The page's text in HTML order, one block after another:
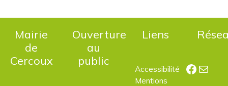
Mairie
de
Cercoux
Ouverture
au
public
Liens
Accessibilité
Mentions
E-mail